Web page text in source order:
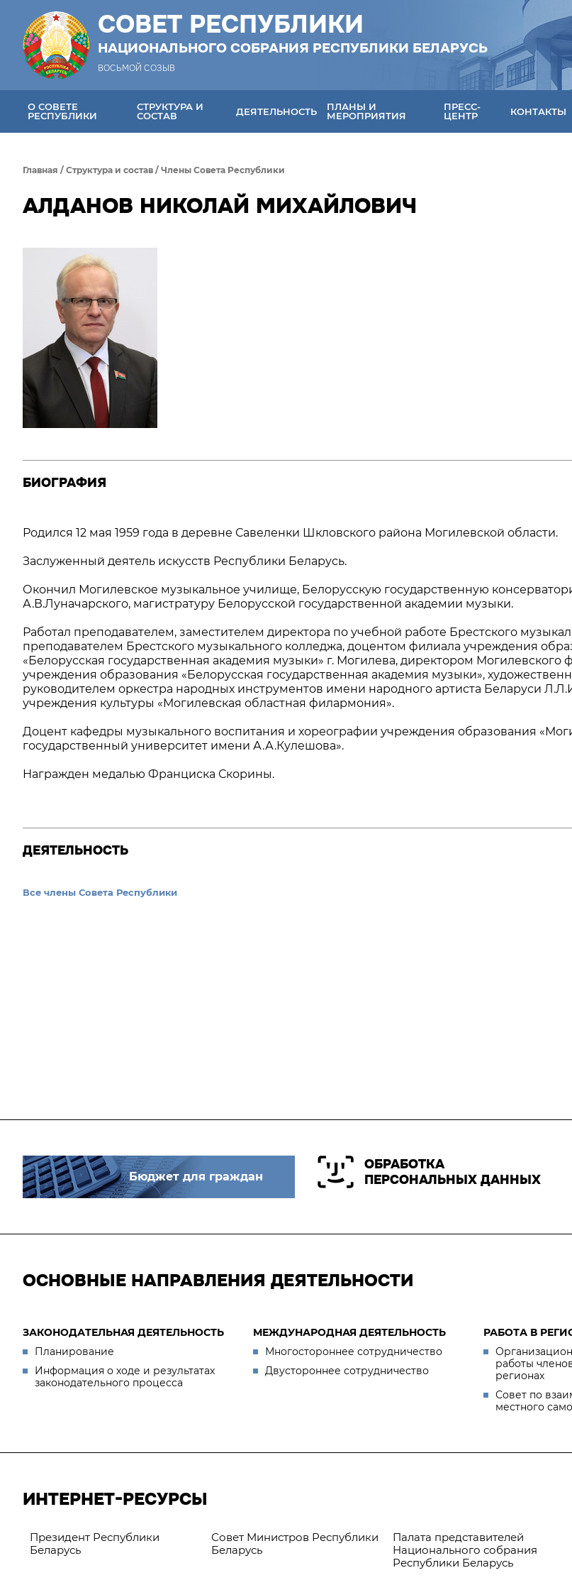
СОВЕТ РЕСПУБЛИКИ
НАЦИОНАЛЬНОГО СОБРАНИЯ РЕСПУБЛИКИ БЕЛАРУСЬ
ВОСЬМОЙ СОЗЫВ
О СОВЕТЕ
РЕСПУБЛИКИ
СТРУКТУРА И
СОСТАВ
ДЕЯТЕЛЬНОСТЬ
ПЛАНЫ И
МЕРОПРИЯТИЯ
ПРЕСС-
ЦЕНТР
КОНТАКТЫ
Главная / Структура и состав / Члены Совета Республики
АЛДАНОВ НИКОЛАЙ МИХАЙЛОВИЧ
БИОГРАФИЯ
Родился 12 мая 1959 года в деревне Савеленки Шкловского района Могилевской области.
Заслуженный деятель искусств Республики Беларусь.
Окончил Могилевское музыкальное училище, Белорусскую государственную
А.В.Луначарского, магистратуру Белорусской государственной академии музыки.
Работал преподавателем, заместителем директора по учебной работе Брестского
преподавателем Брестского музыкального колледжа, доцентом филиала учреждения
«Белорусская государственная академия музыки» г. Могилева, директором Могилевского
учреждения образования «Белорусская государственная академия музыки»,
руководителем оркестра народных инструментов имени народного артиста Беларуси
учреждения культуры «Могилевская областная филармония».
Доцент кафедры музыкального воспитания и хореографии учреждения образования
государственный университет имени А.А.Кулешова».
Награжден медалью Франциска Скорины.
ДЕЯТЕЛЬНОСТЬ
Все члены Совета Республики
Бюджет для граждан
ОБРАБОТКА
ПЕРСОНАЛЬНЫХ ДАННЫХ
ОСНОВНЫЕ НАПРАВЛЕНИЯ ДЕЯТЕЛЬНОСТИ
ЗАКОНОДАТЕЛЬНАЯ ДЕЯТЕЛЬНОСТЬ
Планирование
Информация о ходе и результатах
законодательного процесса
МЕЖДУНАРОДНАЯ ДЕЯТЕЛЬНОСТЬ
Многостороннее сотрудничество
Двустороннее сотрудничество
РАБОТА В
работы
регионах
Совет по
местного
ИНТЕРНЕТ-РЕСУРСЫ
Президент Республики
Беларусь
Совет Министров Республики
Беларусь
Палата представителей
Национального собрания
Республики Беларусь